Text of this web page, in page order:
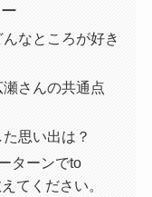
なところが好き
さんの共通点
思い出は？
ターンでto
てください。